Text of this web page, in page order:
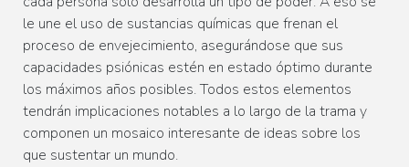
le une el uso de sustancias químicas que frenan el
proceso de envejecimiento, asegurándose que sus
capacidades psiónicas estén en estado óptimo durante
los máximos años posibles. Todos estos elementos
tendrán implicaciones notables a lo largo de la trama y
componen un mosaico interesante de ideas sobre los
que sustentar un mundo.